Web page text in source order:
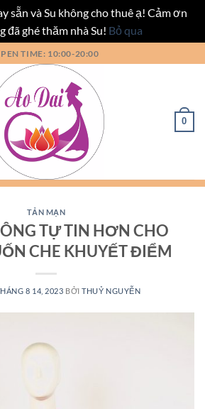
sẵn và Su không cho thuê ạ! Cảm ơn
đã ghé thăm nhà Su! Bỏ qua
TIME: 10:00-20:00
0
TẢN MẠN
TỰ TIN HƠN CHO
CHE KHUYẾT ĐIỂM
8 14, 2023 BỞITHUỶ NGUYỄN